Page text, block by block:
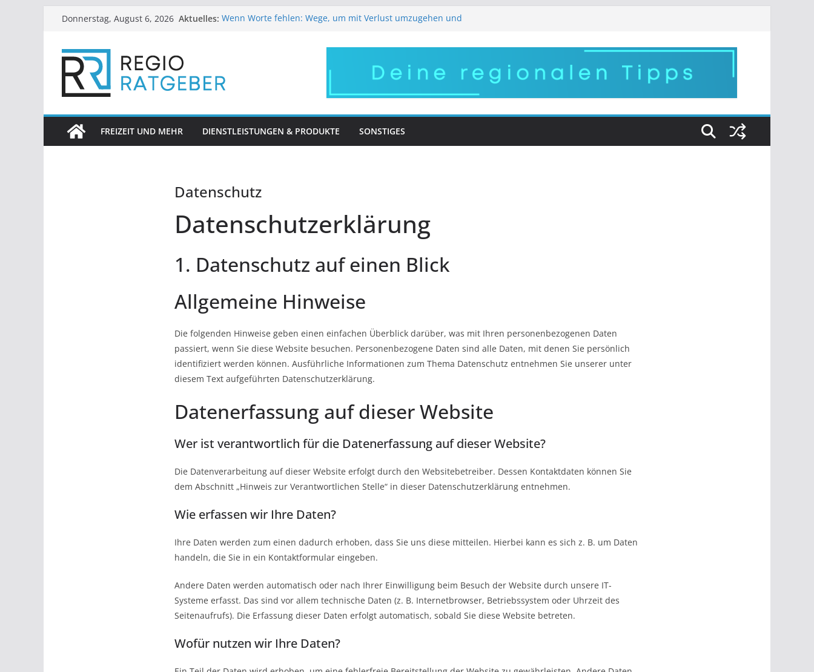
Zum
springen
Donnerstag, August 6, 2026 Aktuelles: Wenn Worte fehlen: Wege, um mit Verlust umzugehen und
Welche Vorteile regionale Arbeitgeber im Pflegebereich
bieten
Gartenvögel bestens versorgen – robuste Halterungen für
Volle Lippen, großer Auftritt – in Frankfurt wird Ihr Wunsch
Realität
FREIZEIT UND MEHR DIENSTLEISTUNGEN & PRODUKTE SONSTIGES
Datenschutz
Datenschutz­erklärung
1. Datenschutz auf einen Blick
Allgemeine Hinweise
Die folgenden Hinweise geben einen einfachen Überblick darüber, was mit Ihren personenbezogenen Daten
passiert, wenn Sie diese Website besuchen. Personenbezogene Daten sind alle Daten, mit denen Sie persönlich
identifiziert werden können. Ausführliche Informationen zum Thema Datenschutz entnehmen Sie unserer unter
diesem Text aufgeführten Datenschutzerklärung.
Datenerfassung auf dieser Website
Wer ist verantwortlich für die Datenerfassung auf dieser Website?
Die Datenverarbeitung auf dieser Website erfolgt durch den Websitebetreiber. Dessen Kontaktdaten können Sie
dem Abschnitt „Hinweis zur Verantwortlichen Stelle“ in dieser Datenschutzerklärung entnehmen.
Wie erfassen wir Ihre Daten?
Ihre Daten werden zum einen dadurch erhoben, dass Sie uns diese mitteilen. Hierbei kann es sich z. B. um Daten
handeln, die Sie in ein Kontaktformular eingeben.
Andere Daten werden automatisch oder nach Ihrer Einwilligung beim Besuch der Website durch unsere IT-
Systeme erfasst. Das sind vor allem technische Daten (z. B. Internetbrowser, Betriebssystem oder Uhrzeit des
Seitenaufrufs). Die Erfassung dieser Daten erfolgt automatisch, sobald Sie diese Website betreten.
Wofür nutzen wir Ihre Daten?